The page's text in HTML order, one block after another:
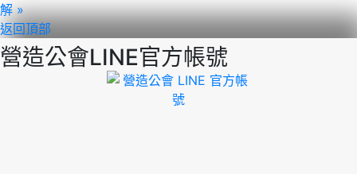
解 »
返回頂部
營造公會LINE官方帳號